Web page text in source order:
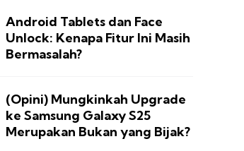
Android Tablets dan Face
Unlock: Kenapa Fitur Ini Masih
Bermasalah?
(Opini) Mungkinkah Upgrade
ke Samsung Galaxy S25
Merupakan Bukan yang Bijak?